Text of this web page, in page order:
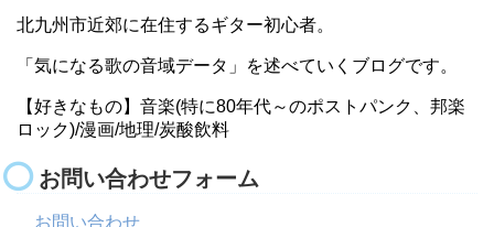
北九州市近郊に在住するギター初心者。
「気になる歌の音域データ」を述べていくブログです。
【好きなもの】音楽(特に80年代～のポストパンク、邦楽
ロック)/漫画/地理/炭酸飲料
お問い合わせフォーム
お問い合わせ